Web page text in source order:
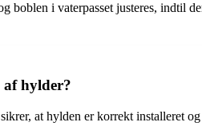
i vaterpasset justeres, indtil
hylder?
at hylden er korrekt installeret